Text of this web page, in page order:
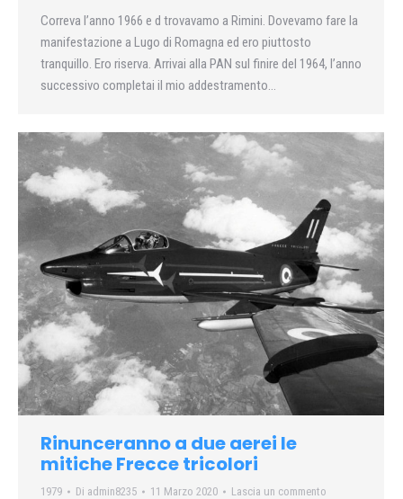
Correva l’anno 1966 e d trovavamo a Rimini. Dovevamo fare la
manifestazione a Lugo di Romagna ed ero piuttosto
tranquillo. Ero riserva. Arrivai alla PAN sul finire del 1964, l’anno
successivo completai il mio addestramento…
Rinunceranno a due aerei le
mitiche Frecce tricolori
1979 Di admin8235 11 Marzo 2020 Lascia un commento